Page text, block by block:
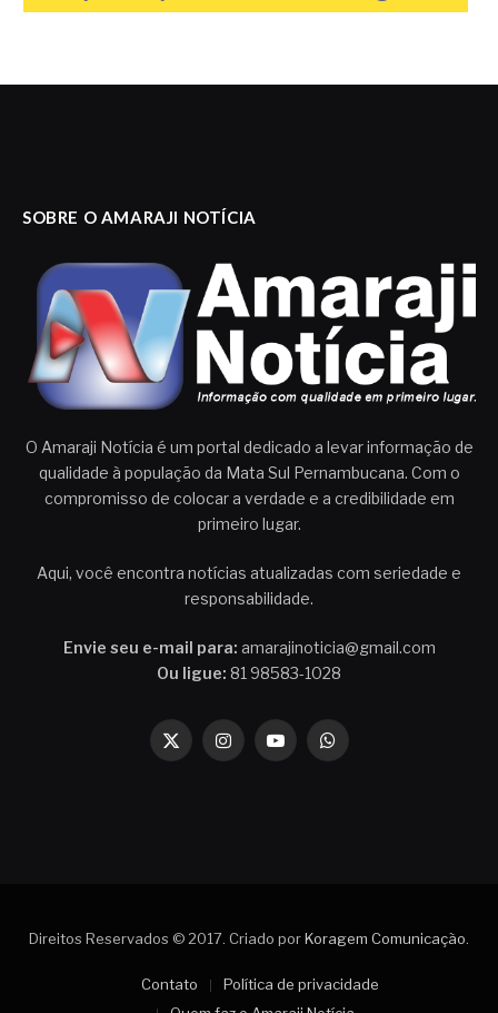
SOBRE O AMARAJI NOTÍCIA
O Amaraji Notícia é um portal dedicado a levar informação de
qualidade à população da Mata Sul Pernambucana. Com o
compromisso de colocar a verdade e a credibilidade em
primeiro lugar.
Aqui, você encontra notícias atualizadas com seriedade e
responsabilidade.
Envie seu e-mail para: amarajinoticia@gmail.com
Ou ligue: 81 98583-1028
X
InstagramYouTubeWhatsApp
Direitos Reservados © 2017. Criado porKoragem Comunicação.
Contato
Política de privacidade